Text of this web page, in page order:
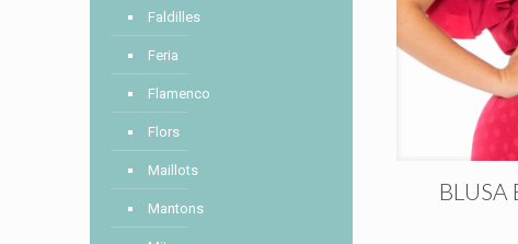
BLUSA
Faldilles
Feria
Flamenco
Flors
Maillots
Mantons